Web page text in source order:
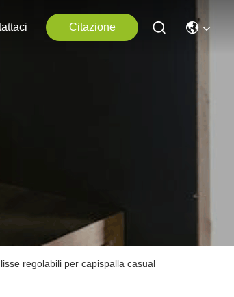
Citazione
regolabili per capispalla casual